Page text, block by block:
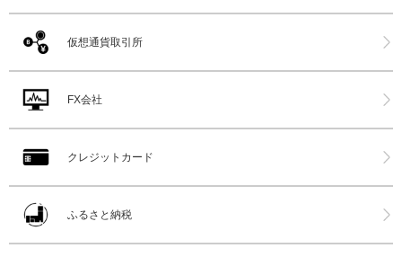
仮想通貨取引所
FX会社
クレジットカード
ふるさと納税